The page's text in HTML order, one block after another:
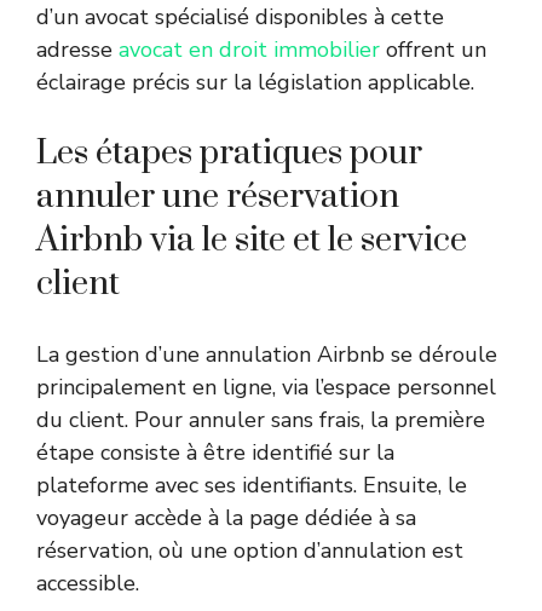
d’un avocat spécialisé disponibles à cette
adresse avocat en droit immobilier offrent un
éclairage précis sur la législation applicable.
Les étapes pratiques pour
annuler une réservation
Airbnb via le site et le service
client
La gestion d’une annulation Airbnb se déroule
principalement en ligne, via l’espace personnel
du client. Pour annuler sans frais, la première
étape consiste à être identifié sur la
plateforme avec ses identifiants. Ensuite, le
voyageur accède à la page dédiée à sa
réservation, où une option d’annulation est
accessible.